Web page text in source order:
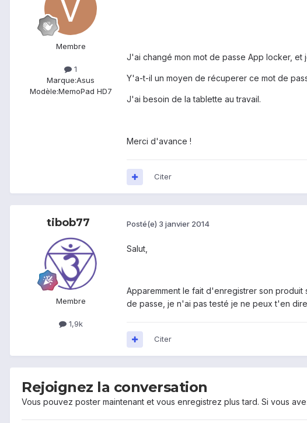
Membre
1
Marque:Asus
Modèle:MemoPad HD7
J'ai changé mon mot de passe App locker, et
Y'a-t-il un moyen de récuperer ce mot de
J'ai besoin de la tablette au travail.
Merci d'avance !
Citer
tibob77
Membre
1,9k
Posté(e) 3 janvier 2014
Salut,
Apparemment le fait d'enregistrer son
de passe, je n'ai pas testé je ne peux t'en
Citer
Rejoignez la conversation
Vous pouvez poster maintenant et vous enregistrez plus tard. Si vous